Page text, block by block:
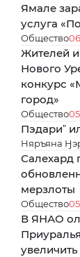
Ямале
услуга
Общество
Жителей
Нового
конкурс
город»
Общество
Пэдариˮ
Няръяна
Салехард
мерзлоты
Общество
В ЯНАО